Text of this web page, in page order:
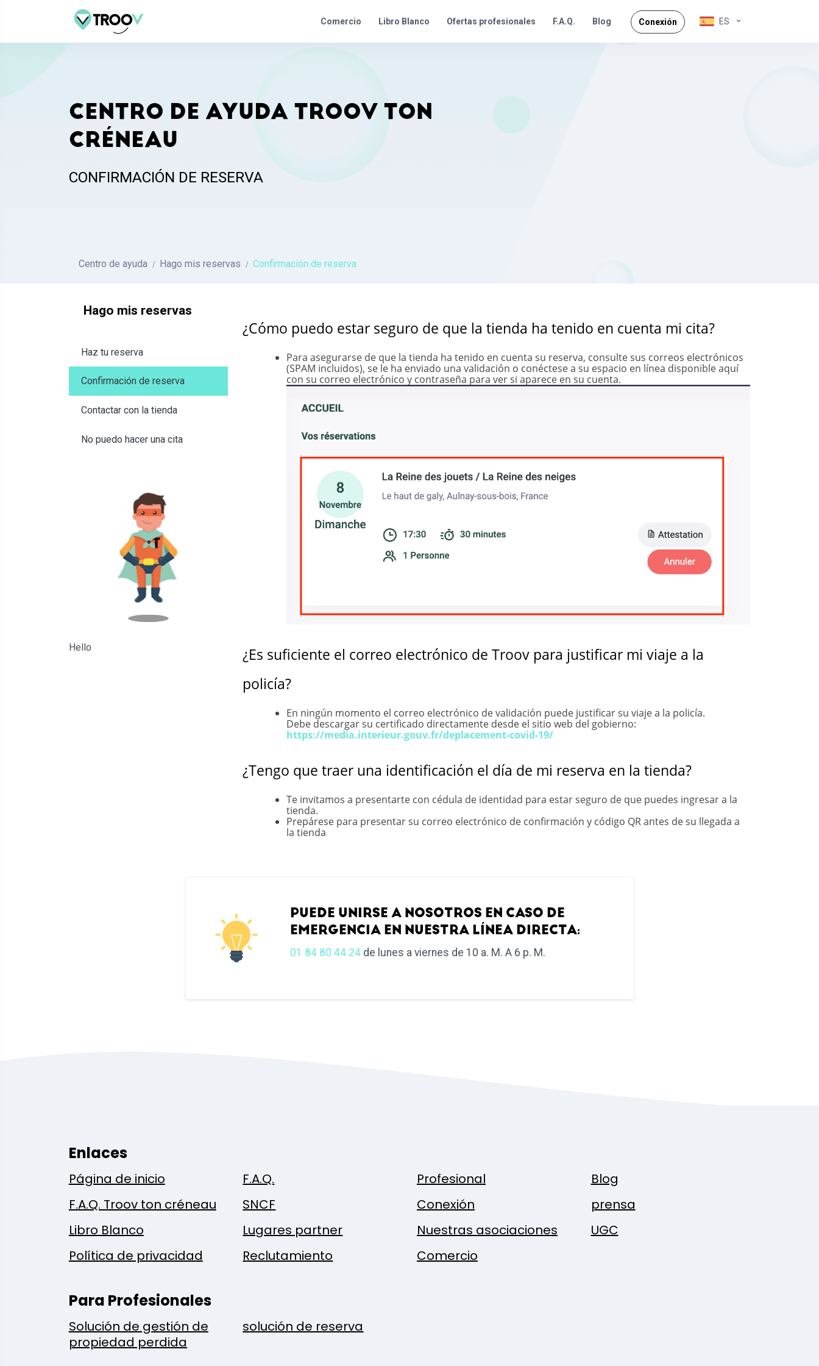
Comercio Libro Blanco Ofertas profesionales F.A.Q. Blog Conexión ES
CENTRO DE AYUDA TROOV TON
CRÉNEAU
CONFIRMACIÓN DE RESERVA
Centro de ayuda Hago mis reservas Confirmación de reserva
Hago mis reservas
Haz tu reserva
Confirmación de reserva
Contactar con la tienda
No puedo hacer una cita
Hello
¿Cómo puedo estar seguro de que la tienda ha tenido en cuenta mi cita?
Para asegurarse de que la tienda ha tenido en cuenta su reserva, consulte sus correos electrónicos
(SPAM incluidos), se le ha enviado una validación o conéctese a su espacio en línea disponible aquí
con su correo electrónico y contraseña para ver si aparece en su cuenta.
¿Es suficiente el correo electrónico de Troov para justificar mi viaje a la
policía?
En ningún momento el correo electrónico de validación puede justificar su viaje a la policía.
Debe descargar su certificado directamente desde el sitio web del gobierno:
https://media.interieur.gouv.fr/deplacement-covid-19/
¿Tengo que traer una identificación el día de mi reserva en la tienda?
Te invitamos a presentarte con cédula de identidad para estar seguro de que puedes ingresar a la
tienda.
Prepárese para presentar su correo electrónico de confirmación y código QR antes de su llegada a
la tienda
PUEDE UNIRSE A NOSOTROS EN CASO DE
EMERGENCIA EN NUESTRA LÍNEA DIRECTA:
01 84 80 44 24 de lunes a viernes de 10 a. M. A 6 p. M.
Enlaces
Página de inicio F.A.Q. Profesional
Blog
F.A.Q. Troov ton créneau
SNCF Conexión
prensa
Libro Blanco
Lugares partner Nuestras asociaciones
UGC
Política de privacidad
Reclutamiento Comercio
Para Profesionales
Solución de gestión de
propiedad perdida
solución de reserva